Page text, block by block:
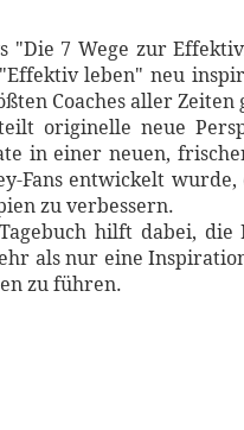
"Die 7 Wege zur
leben" neu
Coaches aller
originelle neue
in einer neuen,
Fans entwickelt
zu verbessern.
hilft dabei,
als nur eine
zu führen.